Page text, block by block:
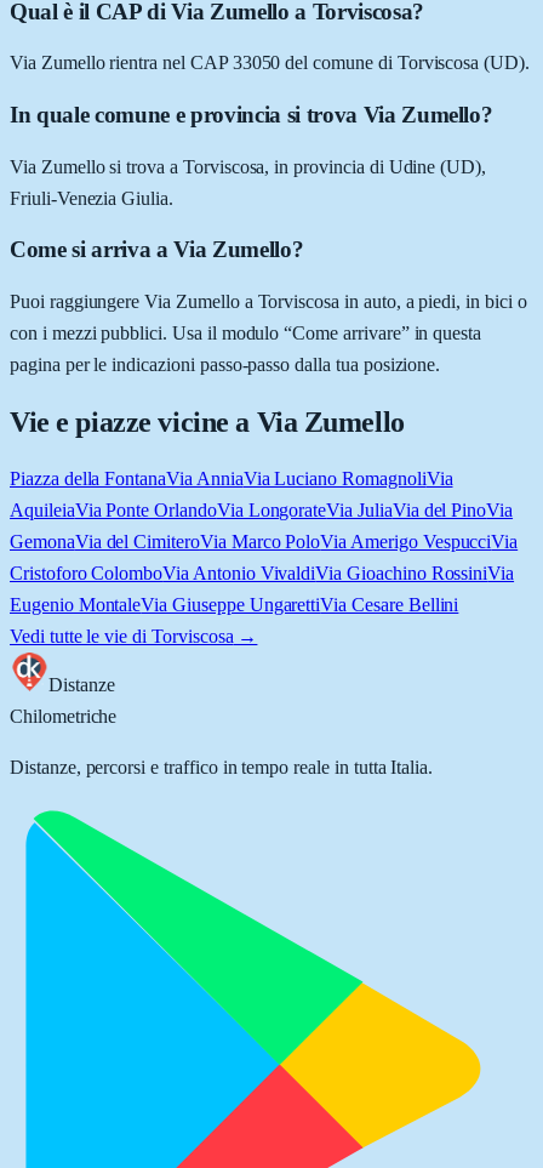
Qual è il CAP di Via Zumello a Torviscosa?
Via Zumello rientra nel CAP 33050 del comune di Torviscosa (UD).
In quale comune e provincia si trova Via Zumello?
Via Zumello si trova a Torviscosa, in provincia di Udine (UD),
Friuli-Venezia Giulia.
Come si arriva a Via Zumello?
Puoi raggiungere Via Zumello a Torviscosa in auto, a piedi, in bici o
con i mezzi pubblici. Usa il modulo “Come arrivare” in questa
pagina per le indicazioni passo-passo dalla tua posizione.
Vie e piazze vicine a Via Zumello
Piazza della FontanaVia AnniaVia Luciano RomagnoliVia
AquileiaVia Ponte OrlandoVia LongorateVia JuliaVia del PinoVia
GemonaVia del CimiteroVia Marco PoloVia Amerigo VespucciVia
Cristoforo ColomboVia Antonio VivaldiVia Gioachino RossiniVia
Eugenio MontaleVia Giuseppe UngarettiVia Cesare Bellini
Vedi tutte le vie di Torviscosa →
Distanze
Chilometriche
Distanze, percorsi e traffico in tempo reale in tutta Italia.